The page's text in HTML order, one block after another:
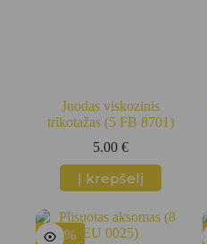
Juodas viskozinis
trikotažas (5 FB 8701)
5.00 €
Į krepšelį
-50%